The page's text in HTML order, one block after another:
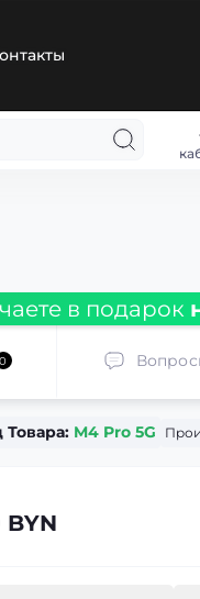
в подарок
0
Товара: M4 Pro 5G
BYN